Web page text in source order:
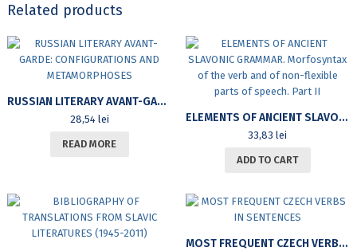
Related products
RUSSIAN LITERARY AVANT-GARDE: CONFIGURATIONS AND METAMORPHOSES
28,54 lei
READ MORE
ELEMENTS OF ANCIENT SLAVONIC GRAMMAR. MORFOSYNTAX OF THE VERB AND OF NON-FLEXIBLE PARTS OF SPEECH. PART II
33,83lei
ADD TO CART
MOST FREQUENT CZECH VERBS IN SENTENCES